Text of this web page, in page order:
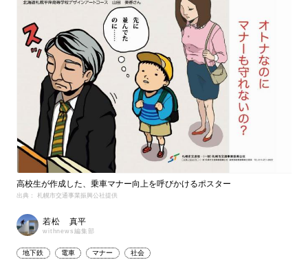
高校生が作成した、乗車マナー向上を呼びかけるポスター
出典： 札幌市交通事業振興公社提供
若松 真平
withnews編集部
地下鉄 電車 マナー 社会